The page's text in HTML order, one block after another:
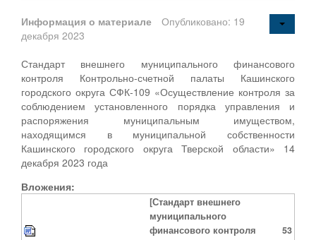
Информация о материале
Опубликовано: 19
декабря 2023
Стандарт внешнего муниципального финансового
контроля Контрольно-счетной палаты Кашинского
городского округа СФК-109 «Осуществление контроля за
соблюдением установленного порядка управления и
распоряжения муниципальным имуществом,
находящимся в муниципальной собственности
Кашинского городского округа Тверской области» 14
декабря 2023 года
Вложения:
[Стандарт внешнего
муниципального
финансового контроля
53